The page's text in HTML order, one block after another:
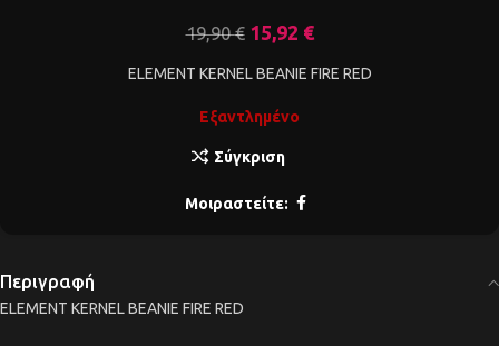
19,90€ 15,92 €
ELEMENT KERNEL BEANIE FIRE RED
Εξαντλημένο
Σύγκριση
Μοιραστείτε:
Περιγραφή
ELEMENT KERNEL BEANIE FIRE RED